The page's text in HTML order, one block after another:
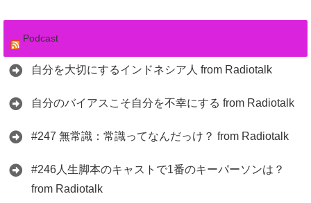
Podcast
自分を大切にするインドネシア人 from Radiotalk
自分のバイアスこそ自分を不幸にする from Radiotalk
#247 無常識：常識ってなんだっけ？ from Radiotalk
#246人生脚本のキャストで1番のキーパーソンは？
from Radiotalk